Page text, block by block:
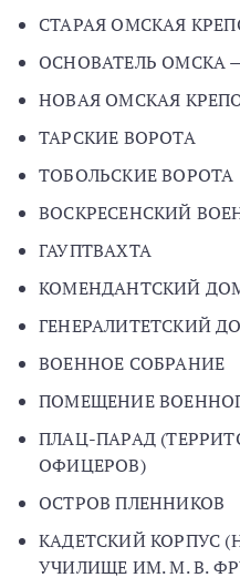
СТАРАЯ ОМСКАЯ
ОСНОВАТЕЛЬ ОМСКА
НОВАЯ ОМСКАЯ
ТАРСКИЕ ВОРОТА
ТОБОЛЬСКИЕ ВОРОТА
ВОСКРЕСЕНСКИЙ
ГАУПТВАХТА
КОМЕНДАНТСКИЙ
ГЕНЕРАЛИТЕТСКИЙ
ВОЕННОЕ СОБРАНИЕ
ПОМЕЩЕНИЕ
ПЛАЦ-ПАРАД
ОФИЦЕРОВ)
ОСТРОВ ПЛЕННИКОВ
КАДЕТСКИЙ КОРПУС
УЧИЛИЩЕ ИМ. М. В.